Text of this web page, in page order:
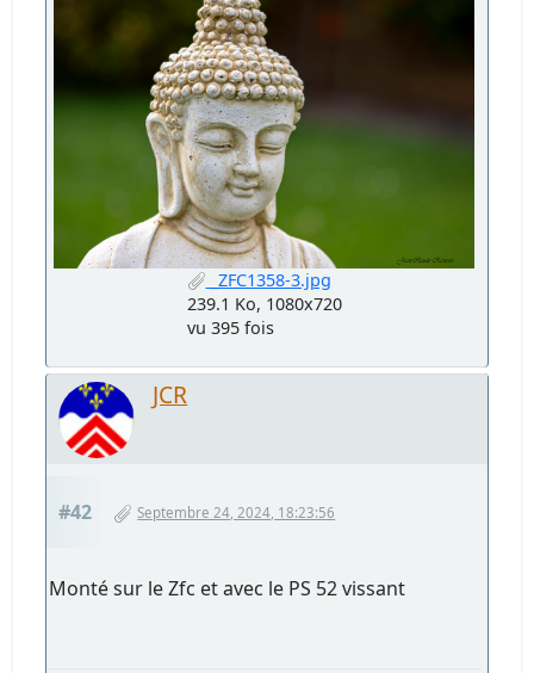
_ZFC1358-3.jpg
239.1 Ko, 1080x720
vu 395 fois
JCR
#42 Septembre 24, 2024, 18:23:56
Monté sur le Zfc et avec le PS 52 vissant